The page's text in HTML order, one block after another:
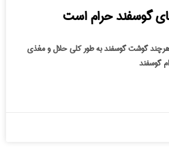
گوسفند حرام است
هرچند گوشت گوسفند به طور کلی حلال و مغذی
گوسفند